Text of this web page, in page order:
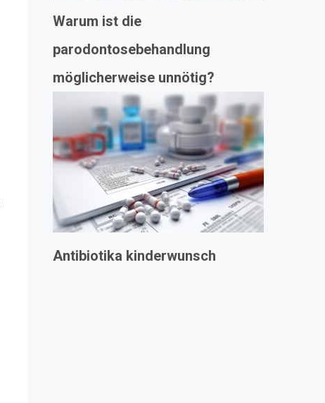
Warum ist die
parodontosebehandlung
möglicherweise unnötig?
Antibiotika kinderwunsch